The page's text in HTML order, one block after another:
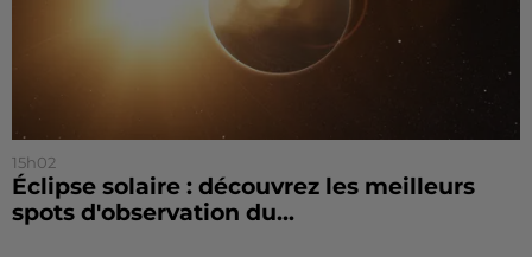
15h02
Éclipse solaire : découvrez les meilleurs
spots d'observation du...